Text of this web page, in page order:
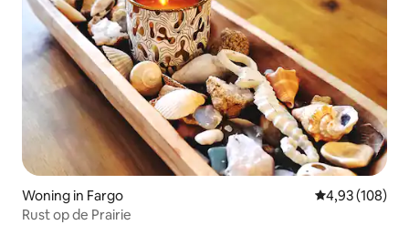
Woning in Fargo Gemiddelde
4,93 (108)
Rust op de Prairie